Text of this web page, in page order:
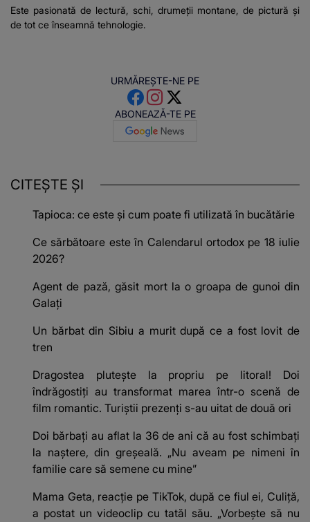
Este pasionată de lectură, schi, drumeţii montane, de pictură şi
de tot ce înseamnă tehnologie.
URMĂREȘTE-NE PE
ABONEAZĂ-TE PE
CITEȘTE ȘI
Tapioca: ce este și cum poate fi utilizată în bucătărie
Ce sărbătoare este în Calendarul ortodox pe 18 iulie
2026?
Agent de pază, găsit mort la o groapa de gunoi din
Galați
Un bărbat din Sibiu a murit după ce a fost lovit de
tren
Dragostea plutește la propriu pe litoral! Doi
îndrăgostiți au transformat marea într-o scenă de
film romantic. Turiștii prezenți s-au uitat de două ori
Doi bărbați au aflat la 36 de ani că au fost schimbați
la naștere, din greșeală. „Nu aveam pe nimeni în
familie care să semene cu mine”
Mama Geta, reacție pe TikTok, după ce fiul ei, Culiță,
a postat un videoclip cu tatăl său. „Vorbește să nu